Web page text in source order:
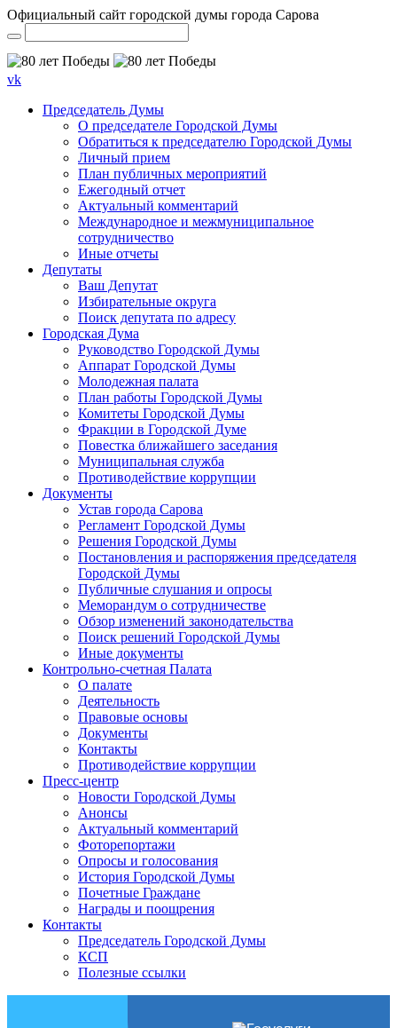
Официальный сайт городской думы города Сарова
vk
Председатель Думы
О председателе Городской Думы
Обратиться к председателю Городской Думы
Личный прием
План публичных мероприятий
Ежегодный отчет
Актуальный комментарий
Международное и межмуниципальное
сотрудничество
Иные отчеты
Депутаты
Ваш Депутат
Избирательные округа
Поиск депутата по адресу
Городская Дума
Руководство Городской Думы
Аппарат Городской Думы
Молодежная палата
План работы Городской Думы
Комитеты Городской Думы
Фракции в Городской Думе
Повестка ближайшего заседания
Муниципальная служба
Противодействие коррупции
Документы
Устав города Сарова
Регламент Городской Думы
Решения Городской Думы
Постановления и распоряжения председателя
Городской Думы
Публичные слушания и опросы
Меморандум о сотрудничестве
Обзор изменений законодательства
Поиск решений Городской Думы
Иные документы
Контрольно-счетная Палата
О палате
Деятельность
Правовые основы
Документы
Контакты
Противодействие коррупции
Пресс-центр
Новости Городской Думы
Анонсы
Актуальный комментарий
Фоторепортажи
Опросы и голосования
История Городской Думы
Почетные Граждане
Награды и поощрения
Контакты
Председатель Городской Думы
КСП
Полезные ссылки